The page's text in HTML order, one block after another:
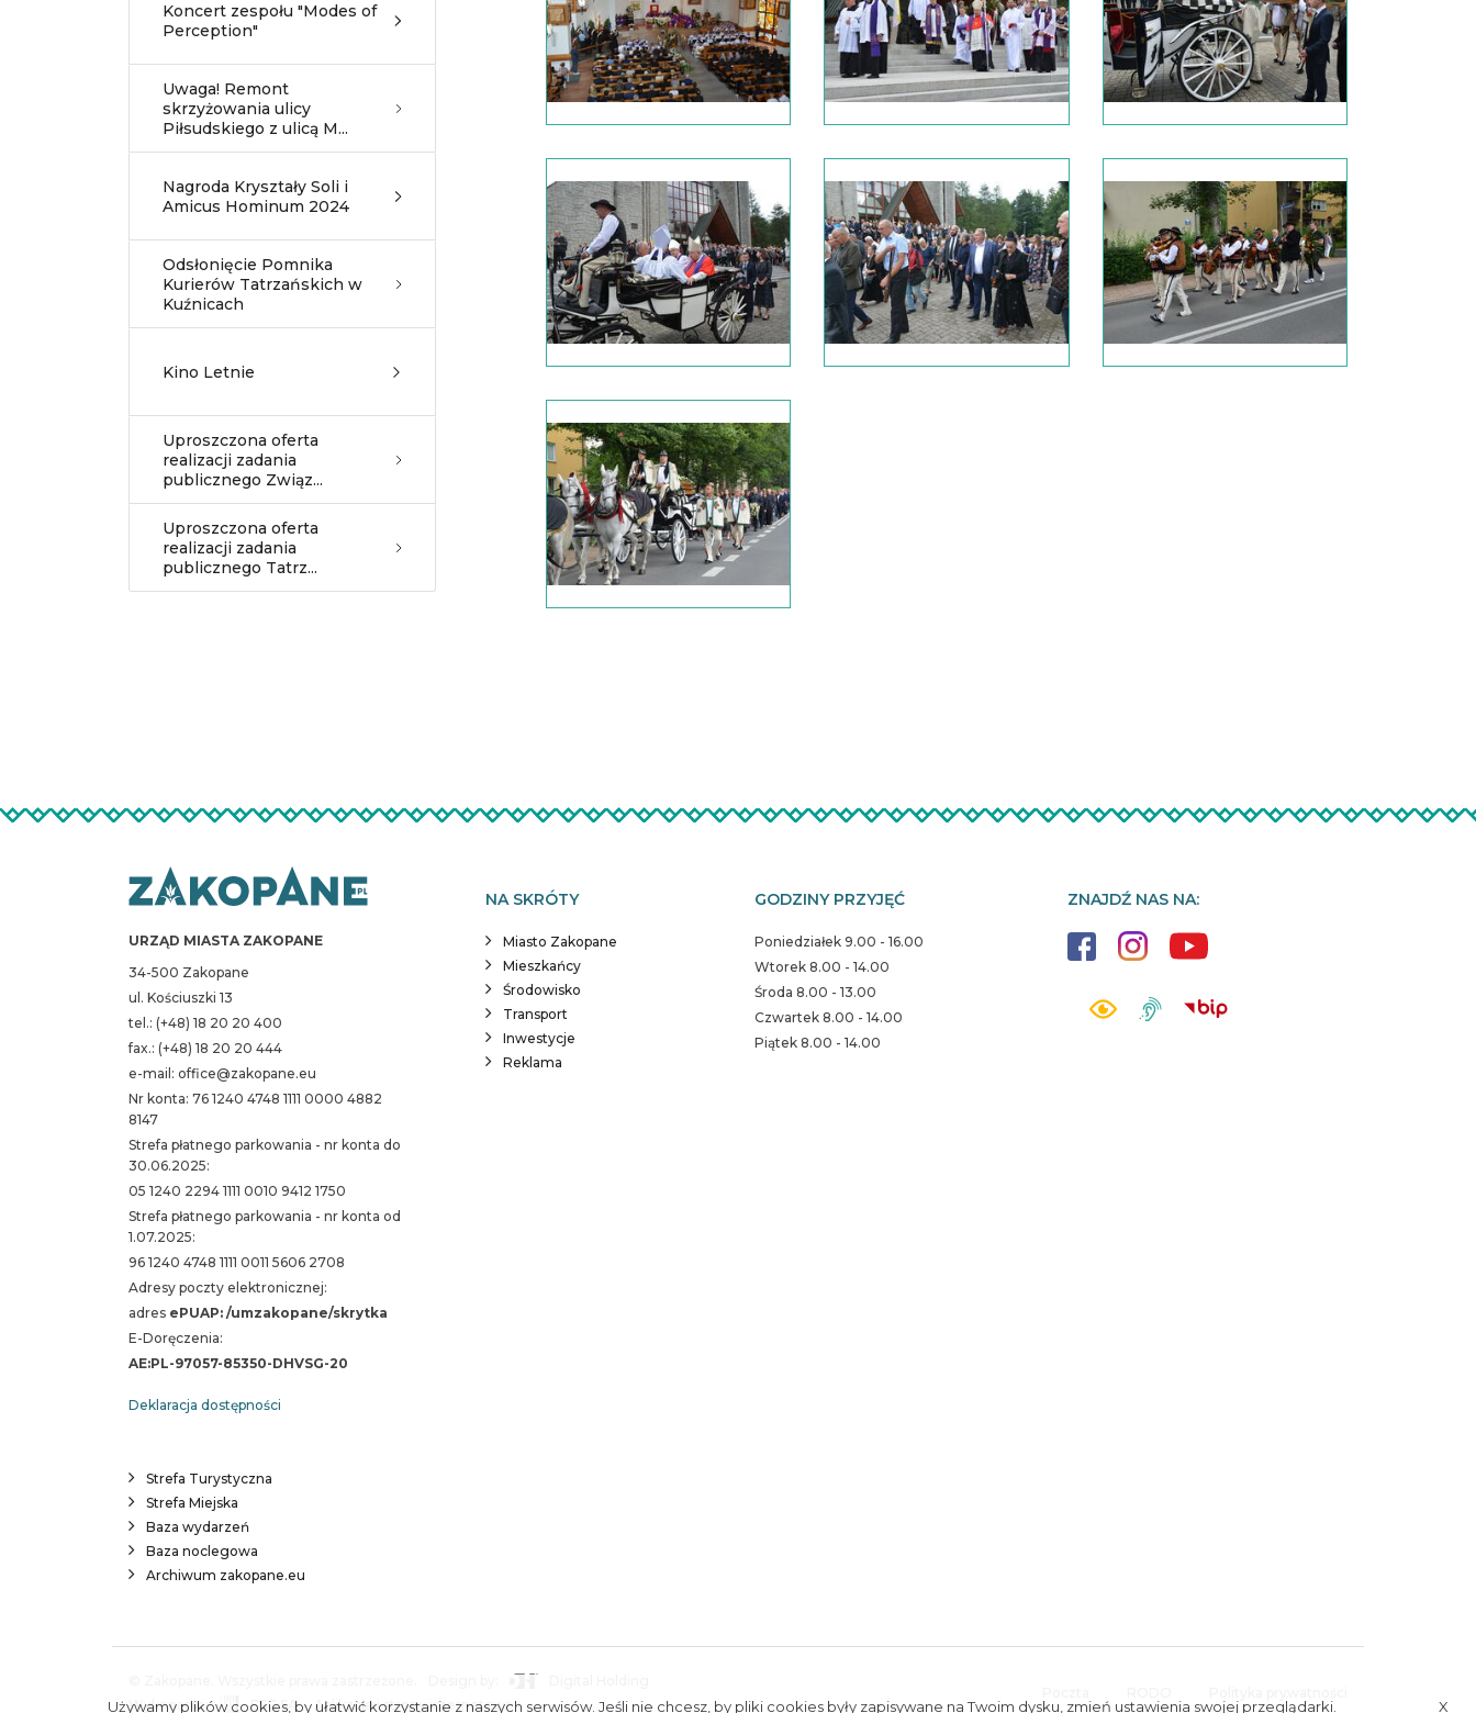
Koncert zespołu "Modes of
Perception"
Uwaga! Remont
skrzyżowania ulicy
Piłsudskiego z ulicą M...
Nagroda Kryształy Soli i
Amicus Hominum 2024
Odsłonięcie Pomnika
Kurierów Tatrzańskich w
Kuźnicach
Kino Letnie
Uproszczona oferta
realizacji zadania
publicznego Związ...
Uproszczona oferta
realizacji zadania
publicznego Tatrz...
URZĄD MIASTA ZAKOPANE
34-500 Zakopane
ul. Kościuszki 13
tel.: (+48) 18 20 20 400
fax.: (+48) 18 20 20 444
e-mail: office@zakopane.eu
Nr konta: 76 1240 4748 1111 0000 4882
8147
Strefa płatnego parkowania - nr konta do
30.06.2025:
05 1240 2294 1111 0010 9412 1750
Strefa płatnego parkowania - nr konta od
1.07.2025:
96 1240 4748 1111 0011 5606 2708
Adresy poczty elektronicznej:
adres ePUAP: /umzakopane/skrytka
E-Doręczenia:
AE:PL-97057-85350-DHVSG-20
Deklaracja dostępności
Strefa Turystyczna
Strefa Miejska
Baza wydarzeń
Baza noclegowa
Archiwum zakopane.eu
NA SKRÓTY
Miasto Zakopane
Mieszkańcy
Środowisko
Transport
Inwestycje
Reklama
GODZINY PRZYJĘĆ
Poniedziałek 9.00 - 16.00
Wtorek 8.00 - 14.00
Środa 8.00 - 13.00
Czwartek 8.00 - 14.00
Piątek 8.00 - 14.00
ZNAJDŹ NAS NA:
Wykonanie:
ESC SA - Aplikacje i strony internetowe
Używamy plików cookies, by ułatwić korzystanie z naszych serwisów. Jeśli nie chcesz, by pliki cookies były zapisywane na Twoim dysku, zmień ustawienia swojej przeglądarki. X